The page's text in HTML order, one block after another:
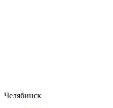
Челябинск